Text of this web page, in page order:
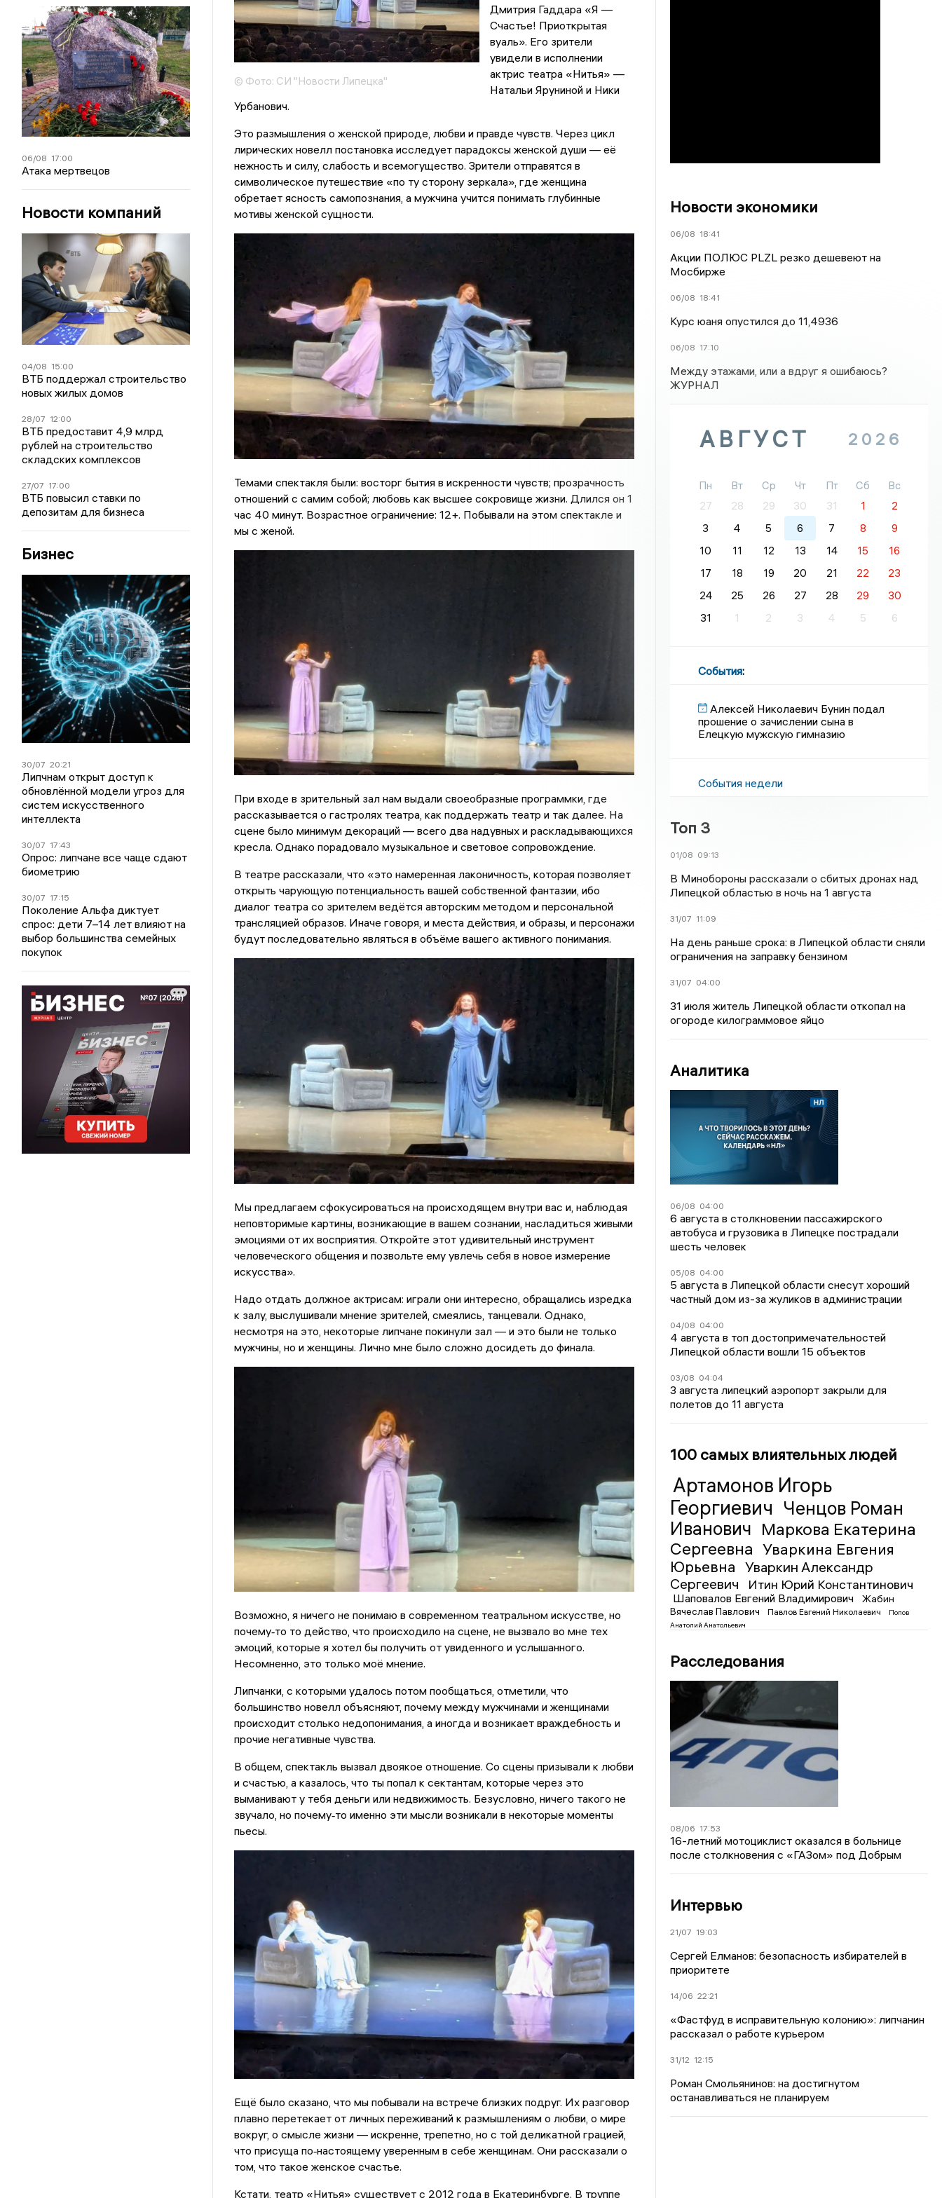
06/08 17:00
Атака мертвецов
Новости компаний
04/08 15:00
ВТБ поддержал строительство
новых жилых домов
28/07 12:00
ВТБ предоставит 4,9 млрд
рублей на строительство
складских комплексов
27/07 17:00
ВТБ повысил ставки по
депозитам для бизнеса
Бизнес
30/07 20:21
Липчнам открыт доступ к
обновлённой модели угроз для
систем искусственного
интеллекта
30/07 17:43
Опрос: липчане все чаще сдают
биометрию
30/07 17:15
Поколение Альфа диктует
спрос: дети 7–14 лет влияют на
выбор большинства семейных
покупок
© Фото: СИ "Новости Липецка"
Дмитрия Гаддара «Я —
Счастье! Приоткрытая
вуаль». Его зрители
увидели в исполнении
актрис театра «Нитья» —
Натальи Яруниной и Ники
Урбанович.
Это размышления о женской природе, любви и правде чувств. Через цикл
лирических новелл постановка исследует парадоксы женской души — её
нежность и силу, слабость и всемогущество. Зрители отправятся в
символическое путешествие «по ту сторону зеркала», где женщина
обретает ясность самопознания, а мужчина учится понимать глубинные
мотивы женской сущности.
Темами спектакля были: восторг бытия в искренности чувств; прозрачность
отношений с самим собой; любовь как высшее сокровище жизни. Длился он 1
час 40 минут. Возрастное ограничение: 12+. Побывали на этом спектакле и
мы с женой.
При входе в зрительный зал нам выдали своеобразные программки, где
рассказывается о гастролях театра, как поддержать театр и так далее. На
сцене было минимум декораций — всего два надувных и раскладывающихся
кресла. Однако порадовало музыкальное и световое сопровождение.
В театре рассказали, что «это намеренная лаконичность, которая позволяет
открыть чарующую потенциальность вашей собственной фантазии, ибо
диалог театра со зрителем ведётся авторским методом и персональной
трансляцией образов. Иначе говоря, и места действия, и образы, и персонажи
будут последовательно являться в объёме вашего активного понимания.
Мы предлагаем сфокусироваться на происходящем внутри вас и, наблюдая
неповторимые картины, возникающие в вашем сознании, насладиться живыми
эмоциями от их восприятия. Откройте этот удивительный инструмент
человеческого общения и позвольте ему увлечь себя в новое измерение
искусства».
Надо отдать должное актрисам: играли они интересно, обращались изредка
к залу, выслушивали мнение зрителей, смеялись, танцевали. Однако,
несмотря на это, некоторые липчане покинули зал — и это были не только
мужчины, но и женщины. Лично мне было сложно досидеть до финала.
Возможно, я ничего не понимаю в современном театральном искусстве, но
почему‑то то действо, что происходило на сцене, не вызвало во мне тех
эмоций, которые я хотел бы получить от увиденного и услышанного.
Несомненно, это только моё мнение.
Липчанки, с которыми удалось потом пообщаться, отметили, что
большинство новелл объясняют, почему между мужчинами и женщинами
происходит столько недопонимания, а иногда и возникает враждебность и
прочие негативные чувства.
В общем, спектакль вызвал двоякое отношение. Со сцены призывали к любви
и счастью, а казалось, что ты попал к сектантам, которые через это
выманивают у тебя деньги или недвижимость. Безусловно, ничего такого не
звучало, но почему‑то именно эти мысли возникали в некоторые моменты
пьесы.
Ещё было сказано, что мы побывали на встрече близких подруг. Их разговор
плавно перетекает от личных переживаний к размышлениям о любви, о мире
вокруг, о смысле жизни — искренне, трепетно, но с той деликатной грацией,
что присуща по‑настоящему уверенным в себе женщинам. Они рассказали о
том, что такое женское счастье.
Кстати, театр «Нитья» существует с 2012 года в Екатеринбурге. В труппе
Новости экономики
06/08 18:41
Акции ПОЛЮС PLZL резко дешевеют на
Мосбирже
06/08 18:41
Курс юаня опустился до 11,4936
06/08 17:10
Между этажами, или а вдруг я ошибаюсь?
ЖУРНАЛ
АВГУСТ 2026
Пн Вт Ср Чт Пт Сб
Вс
27
28 29 30 31 1
2
3
4 5 6 7 8
9
10
11 12 13 14 15
16
17
18 19 20 21 22
23
24
25 26 27 28 29
30
31
1 2 3 4 5 6
События:
Алексей Николаевич Бунин подал
прошение о зачислении сына в
Елецкую мужскую гимназию
События недели
Топ 3
01/08 09:13
В Минобороны рассказали о сбитых дронах над
Липецкой областью в ночь на 1 августа
31/07 11:09
На день раньше срока: в Липецкой области сняли
ограничения на заправку бензином
31/07 04:00
31 июля житель Липецкой области откопал на
огороде килограммовое яйцо
Аналитика
06/08 04:00
6 августа в столкновении пассажирского
автобуса и грузовика в Липецке пострадали
шесть человек
05/08 04:00
5 августа в Липецкой области снесут хороший
частный дом из-за жуликов в администрации
04/08 04:00
4 августа в топ достопримечательностей
Липецкой области вошли 15 объектов
03/08 04:04
3 августа липецкий аэропорт закрыли для
полетов до 11 августа
100 самых влиятельных людей
Артамонов Игорь
Георгиевич Ченцов Роман
Иванович Маркова Екатерина
Сергеевна Уваркина Евгения
Юрьевна
Уваркин Александр
Сергеевич
Итин Юрий Константинович
Шаповалов Евгений Владимирович
Жабин
Вячеслав Павлович
Павлов Евгений Николаевич
Попов
Анатолий Анатольевич
Расследования
08/06 17:53
16-летний мотоциклист оказался в больнице
после столкновения с «ГАЗом» под Добрым
Интервью
21/07 19:03
Сергей Елманов: безопасность избирателей в
приоритете
14/06 22:21
«Фастфуд в исправительную колонию»: липчанин
рассказал о работе курьером
31/12 12:15
Роман Смольянинов: на достигнутом
останавливаться не планируем